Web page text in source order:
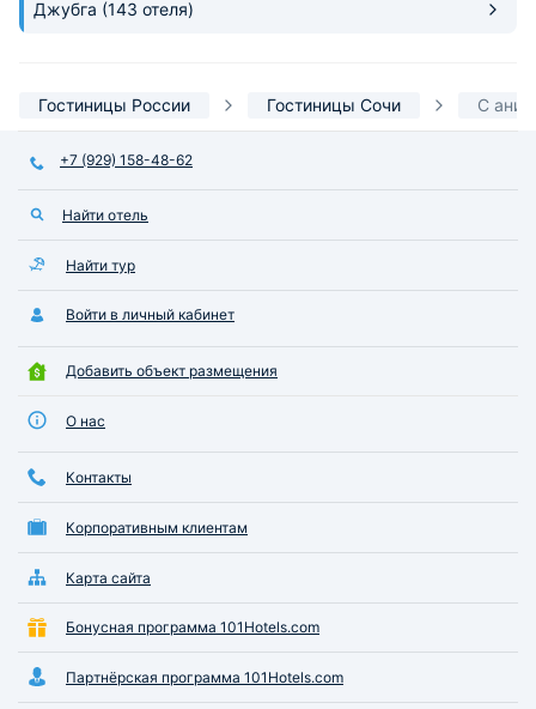
Джубга (143 отеля)
Гостиницы России Гостиницы Сочи С
+7 (929) 158-48-62
Найти отель
Найти тур
Войти в личный кабинет
Добавить объект размещения
О нас
Контакты
Корпоративным клиентам
Карта сайта
Бонусная программа 101Hotels.com
Партнёрская программа 101Hotels.com